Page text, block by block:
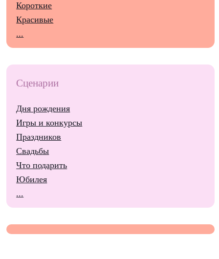
Короткие
Красивые
...
Сценарии
Дня рождения
Игры и конкурсы
Праздников
Свадьбы
Что подарить
Юбилея
...